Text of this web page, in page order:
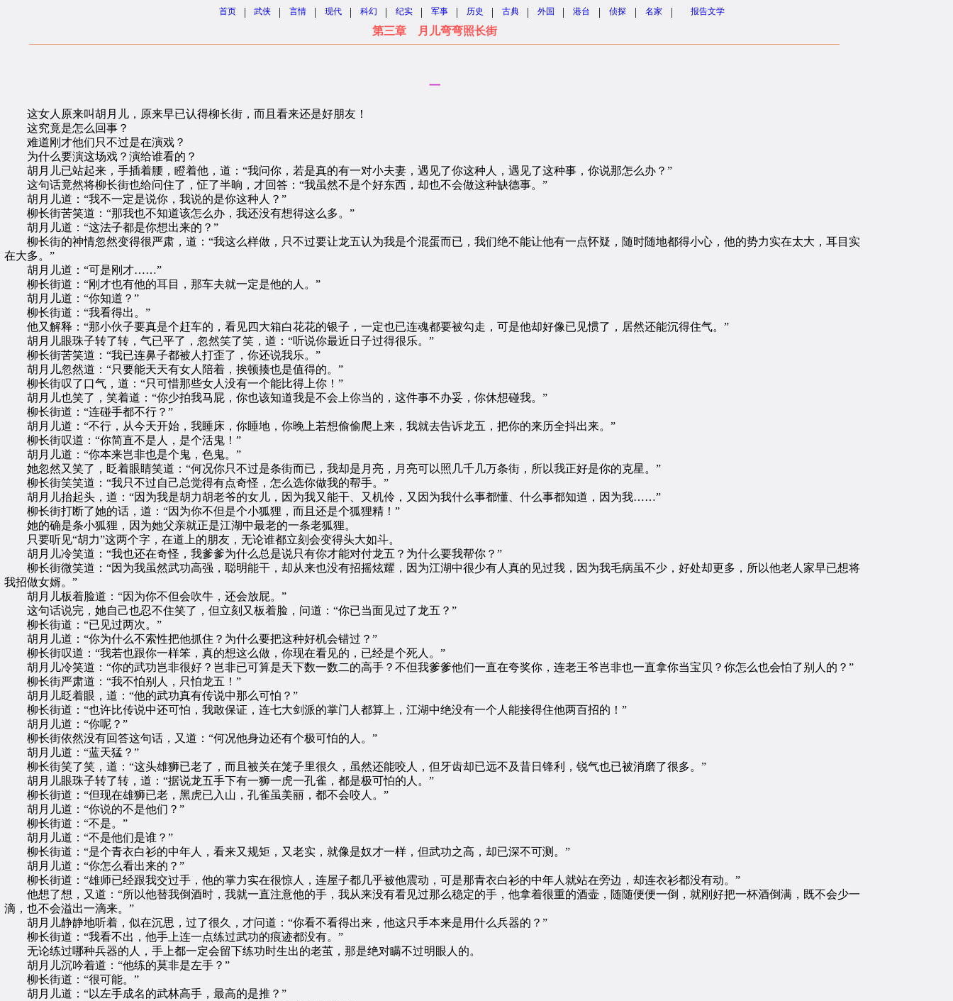
首页 | 武侠 | 言情 | 现代 | 科幻 | 纪实 | 军事 | 历史 | 古典 | 外国 | 港台 | 侦探 | 名家 | 报告文学
第三章 月儿弯弯照长街
一
这女人原来叫胡月儿，原来早已认得柳长街，而且看来还是好朋友！
这究竟是怎么回事？
难道刚才他们只不过是在演戏？
为什么要演这场戏？演给谁看的？
胡月儿已站起来，手插着腰，瞪着他，道：“我问你，若是真的有一对小夫妻，遇见了你这种人，遇见了这种事，你说那怎么办？”
这句话竟然将柳长街也给问住了，怔了半晌，才回答：“我虽然不是个好东西，却也不会做这种缺德事。”
胡月儿道：“我不一定是说你，我说的是你这种人？”
柳长街苦笑道：“那我也不知道该怎么办，我还没有想得这么多。”
胡月儿道：“这法子都是你想出来的？”
柳长街的神情忽然变得很严肃，道：“我这么样做，只不过要让龙五认为我是个混蛋而已，我们绝不能让他有一点怀疑，随时随地都得小心，他的势力实在太大，耳目实
在大多。”
胡月儿道：“可是刚才……”
柳长街道：“刚才也有他的耳目，那车夫就一定是他的人。”
胡月儿道：“你知道？”
柳长街道：“我看得出。”
他又解释：“那小伙子要真是个赶车的，看见四大箱白花花的银子，一定也已连魂都要被勾走，可是他却好像已见惯了，居然还能沉得住气。”
胡月儿眼珠子转了转，气已平了，忽然笑了笑，道：“听说你最近日子过得很乐。”
柳长街苦笑道：“我已连鼻子都被人打歪了，你还说我乐。”
胡月儿忽然道：“只要能天天有女人陪着，挨顿揍也是值得的。”
柳长街叹了口气，道：“只可惜那些女人没有一个能比得上你！”
胡月儿也笑了，笑着道：“你少拍我马屁，你也该知道我是不会上你当的，这件事不办妥，你休想碰我。”
柳长街道：“连碰手都不行？”
胡月儿道：“不行，从今天开始，我睡床，你睡地，你晚上若想偷偷爬上来，我就去告诉龙五，把你的来历全抖出来。”
柳长街叹道：“你简直不是人，是个活鬼！”
胡月儿道：“你本来岂非也是个鬼，色鬼。”
她忽然又笑了，眨着眼睛笑道：“何况你只不过是条街而已，我却是月亮，月亮可以照几千几万条街，所以我正好是你的克星。”
柳长街笑笑道：“我只不过自己总觉得有点奇怪，怎么选你做我的帮手。”
胡月儿抬起头，道：“因为我是胡力胡老爷的女儿，因为我又能干、又机伶，又因为我什么事都懂、什么事都知道，因为我……”
柳长街打断了她的话，道：“因为你不但是个小狐狸，而且还是个狐狸精！”
她的确是条小狐狸，因为她父亲就正是江湖中最老的一条老狐狸。
只要听见“胡力”这两个字，在道上的朋友，无论谁都立刻会变得头大如斗。
胡月儿冷笑道：“我也还在奇怪，我爹爹为什么总是说只有你才能对付龙五？为什么要我帮你？”
柳长街微笑道：“因为我虽然武功高强，聪明能干，却从来也没有招摇炫耀，因为江湖中很少有人真的见过我，因为我毛病虽不少，好处却更多，所以他老人家早已想将
我招做女婿。”
胡月儿板着脸道：“因为你不但会吹牛，还会放屁。”
这句话说完，她自己也忍不住笑了，但立刻又板着脸，问道：“你已当面见过了龙五？”
柳长街道：“已见过两次。”
胡月儿道：“你为什么不索性把他抓住？为什么要把这种好机会错过？”
柳长街叹道：“我若也跟你一样笨，真的想这么做，你现在看见的，已经是个死人。”
胡月儿冷笑道：“你的武功岂非很好？岂非已可算是天下数一数二的高手？不但我爹爹他们一直在夸奖你，连老王爷岂非也一直拿你当宝贝？你怎么也会怕了别人的？”
柳长街严肃道：“我不怕别人，只怕龙五！”
胡月儿眨着眼，道：“他的武功真有传说中那么可怕？”
柳长街道：“也许比传说中还可怕，我敢保证，连七大剑派的掌门人都算上，江湖中绝没有一个人能接得住他两百招的！”
胡月儿道：“你呢？”
柳长街依然没有回答这句话，又道：“何况他身边还有个极可怕的人。”
胡月儿道：“蓝天猛？”
柳长街笑了笑，道：“这头雄狮已老了，而且被关在笼子里很久，虽然还能咬人，但牙齿却已远不及昔日锋利，锐气也已被消磨了很多。”
胡月儿眼珠子转了转，道：“据说龙五手下有一狮一虎一孔雀，都是极可怕的人。”
柳长街道：“但现在雄狮已老，黑虎已入山，孔雀虽美丽，都不会咬人。”
胡月儿道：“你说的不是他们？”
柳长街道：“不是。”
胡月儿道：“不是他们是谁？”
柳长街道：“是个青衣白衫的中年人，看来又规矩，又老实，就像是奴才一样，但武功之高，却已深不可测。”
胡月儿道：“你怎么看出来的？”
柳长街道：“雄师已经跟我交过手，他的掌力实在很惊人，连屋子都几乎被他震动，可是那青衣白衫的中年人就站在旁边，却连衣衫都没有动。”
他想了想，又道：“所以他替我倒酒时，我就一直注意他的手，我从来没有看见过那么稳定的手，他拿着很重的酒壶，随随便便一倒，就刚好把一杯酒倒满，既不会少一
滴，也不会溢出一滴来。”
胡月儿静静地听着，似在沉思，过了很久，才问道：“你看不看得出来，他这只手本来是用什么兵器的？”
柳长街道：“我看不出，他手上连一点练过武功的痕迹都没有。”
无论练过哪种兵器的人，手上都一定会留下练功时生出的老茧，那是绝对瞒不过明眼人的。
胡月儿沉吟着道：“他练的莫非是左手？”
柳长街道：“很可能。”
胡月儿道：“以左手成名的武林高手，最高的是推？”